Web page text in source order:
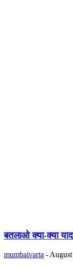
बतलाओ क्या-क्या
mumbaivarta -